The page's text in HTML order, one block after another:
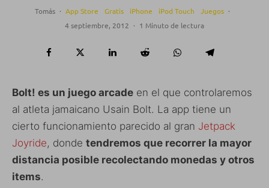
Tomás · App Store Gratis iPhone iPod Touch Juegos ·
4 septiembre, 2012 · 1 Minuto de lectura
Bolt! es un juego arcade en el que controlaremos
al atleta jamaicano Usain Bolt. La app tiene un
cierto funcionamiento parecido al gran Jetpack
Joyride, donde tendremos que recorrer la mayor
distancia posible recolectando monedas y otros
items.